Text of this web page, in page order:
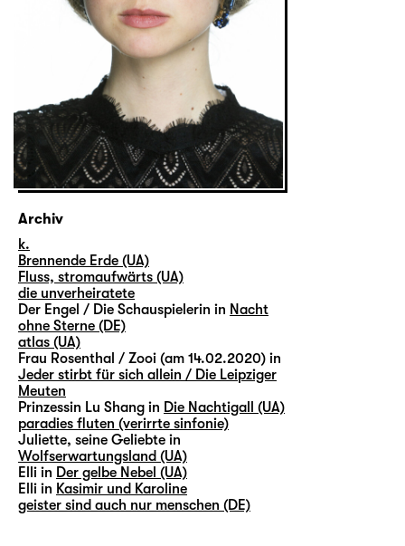
Archiv
k.
Brennende Erde (UA)
Fluss, stromaufwärts (UA)
die unverheiratete
Der Engel / Die Schauspielerin in Nacht
ohne Sterne (DE)
atlas (UA)
Frau Rosenthal / Zooi (am 14.02.2020) in
Jeder stirbt für sich allein / Die Leipziger
Meuten
Prinzessin Lu Shang in Die Nachtigall (UA)
paradies fluten (verirrte sinfonie)
Juliette, seine Geliebte in
Wolfserwartungsland (UA)
Elli in Der gelbe Nebel (UA)
Elli in Kasimir und Karoline
geister sind auch nur menschen (DE)